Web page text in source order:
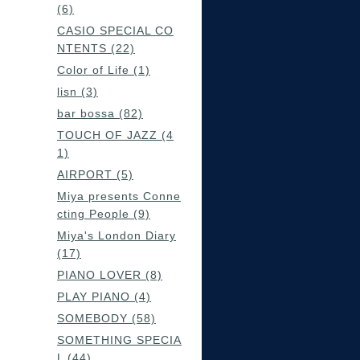
(6)
CASIO SPECIAL CO
NTENTS (22)
Color of Life (1)
lisn (3)
bar bossa (82)
TOUCH OF JAZZ (4
1)
AIRPORT (5)
Miya presents Conne
cting People (9)
Miya's London Diary
(17)
PIANO LOVER (8)
PLAY PIANO (4)
SOMEBODY (58)
SOMETHING SPECIA